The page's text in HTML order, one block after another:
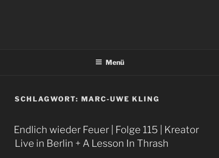
Menü
SCHLAGWORT: MARC-UWE KLING
Endlich wieder Feuer | Folge 115 | Kreator
Live in Berlin + A Lesson In Thrash